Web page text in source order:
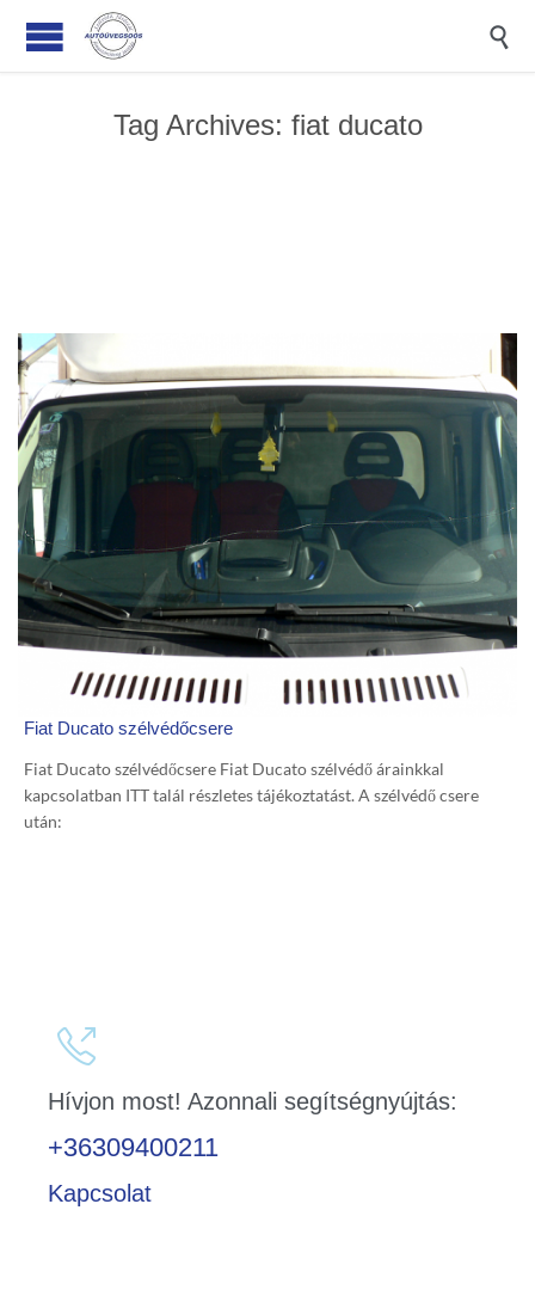

Tag Archives: fiat ducato
Fiat Ducato szélvédőcsere
Fiat Ducato szélvédőcsere Fiat Ducato szélvédő árainkkal
kapcsolatban ITT talál részletes tájékoztatást. A szélvédő csere
után:

Hívjon most! Azonnali segítségnyújtás:
+36309400211
Kapcsolat